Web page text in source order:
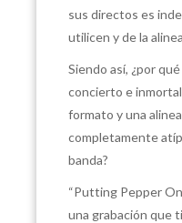
sus directos es
utilicen y de la
Siendo así, ¿por
concierto e
formato y una
completamente
banda?
“Putting Pepper
una grabación que